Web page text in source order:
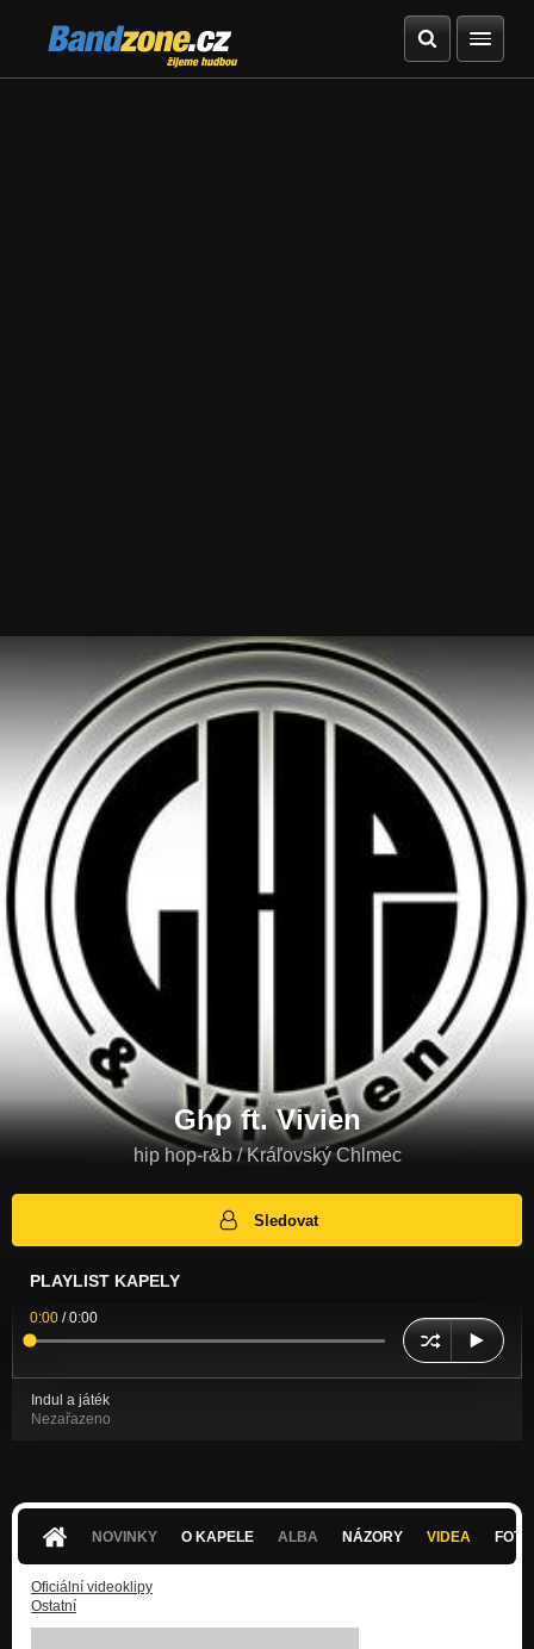
Bandzone.cz
žijeme hudbou
Ghp ft. Vivien
hip hop-r&b / Kráľovský Chlmec
Sledovat
PLAYLIST KAPELY
0:00 /0:00
Indul a játék
Nezařazeno
NOVINKY O KAPELE ALBA NÁZORY VIDEA
Oficiální videoklipy
Ostatní